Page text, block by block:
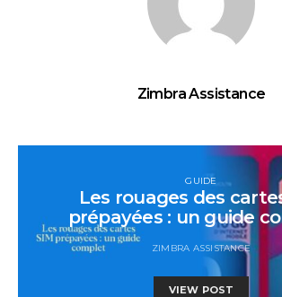
Zimbra Assistance
GUIDE
Les rouages des
prépayées : un guide
ZIMBRA ASSISTANCE
VIEW POST